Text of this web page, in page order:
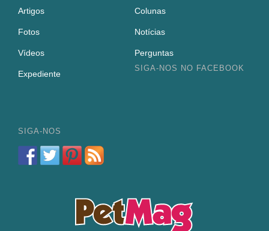
Artigos Colunas
Fotos Notícias
Vídeos Perguntas
Expediente
SIGA-NOS NO FACEBOOK
SIGA-NOS